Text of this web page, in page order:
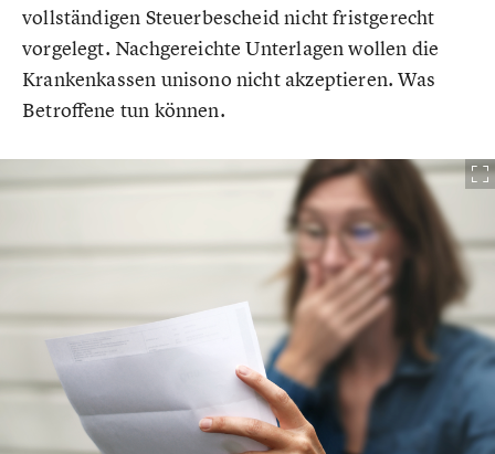
vollständigen Steuerbescheid nicht fristgerecht
vorgelegt. Nachgereichte Unterlagen wollen die
Krankenkassen unisono nicht akzeptieren. Was
Betroffene tun können.